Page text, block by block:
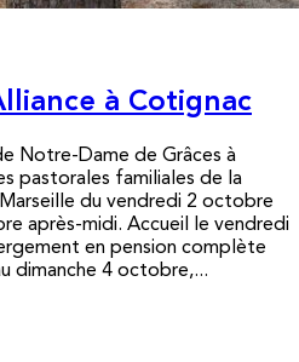
à Cotignac
Notre-Dame de Grâces à
pastorales familiales de la
du vendredi 2 octobre
après-midi. Accueil le vendredi
en pension complète
dimanche 4 octobre,...